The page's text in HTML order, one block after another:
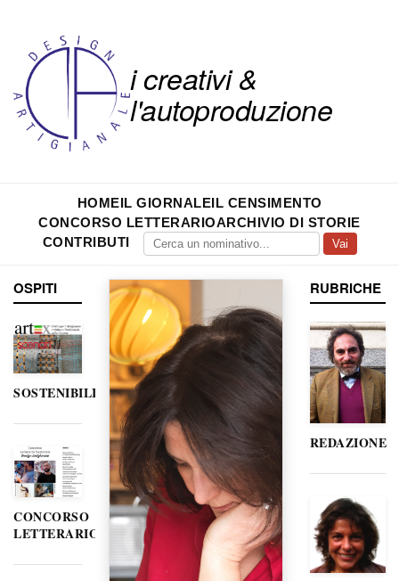
i creativi &
l'autoproduzione
HOMEIL GIORNALEIL CENSIMENTO
CONCORSO LETTERARIOARCHIVIO DI STORIE
CONTRIBUTI
Vai
OSPITI
SOSTENIBILITÀ
CONCORSO
LETTERARIO
RUBRICHE
REDAZIONE